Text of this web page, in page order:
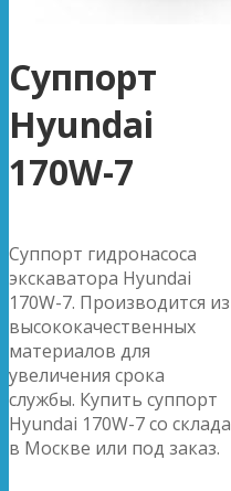
Суппорт
Hyundai
170W-7
Суппорт гидронасоса
экскаватора Hyundai
170W-7. Производится из
высококачественных
материалов для
увеличения срока
службы. Купить суппорт
Hyundai 170W-7 со склада
в Москве или под заказ.